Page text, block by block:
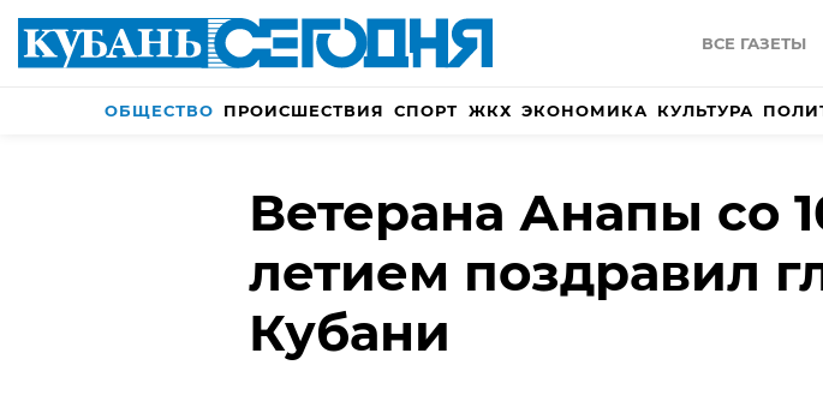
ВСЕ ГАЗЕТЫ
ОБЩЕСТВО ПРОИСШЕСТВИЯ СПОРТ ЖКХ ЭКОНОМИКА КУЛЬТУРА
Ветерана Анапы со
летием поздравил
Кубани